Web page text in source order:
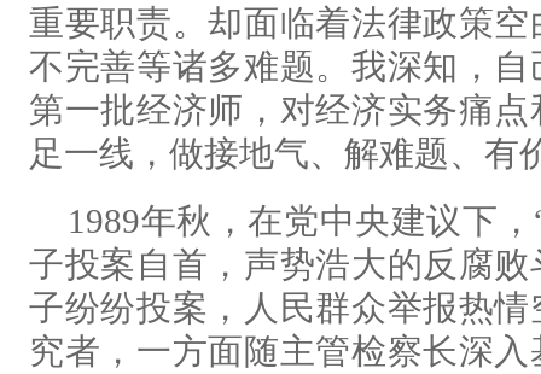
重要职责。却面临着法律政策
不完善等诸多难题。我深知，
第一批经济师，对经济实务痛
足一线，做接地气、解难题、有
1989年秋，在党中央建议下
子投案自首，声势浩大的反腐
子纷纷投案，人民群众举报热
究者，一方面随主管检察长深